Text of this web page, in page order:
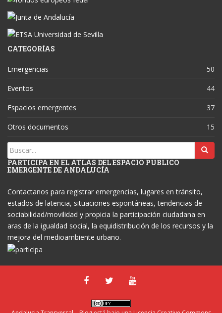
CATEGORÍAS
Emergencias 50
Eventos 44
Espacios emergentes 37
Otros documentos 15
PARTICIPA EN EL ATLAS DEL ESPACIO PÚBLICO
EMERGENTE DE ANDALUCÍA
Contactanos para registrar emergencias, lugares en tránsito,
estados de latencia, situaciones espontáneas, tendencias de
sociabilidad/movilidad y propicia la participación ciudadana en
aras de la igualdad social, la equidistribución de los recursos y la
mejora del medioambiente urbano.